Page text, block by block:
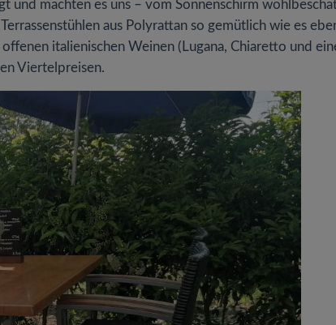
machten es uns – vom Sonnenschirm
aus Polyrattan so gemütlich wie es
italienischen Weinen (Lugana, Chiaretto und
Viertelpreisen.